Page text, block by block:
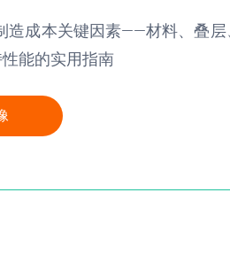
造成本关键因素——材料、叠
能的实用指南